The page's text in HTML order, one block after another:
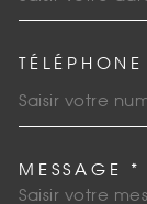
MESSAGE *